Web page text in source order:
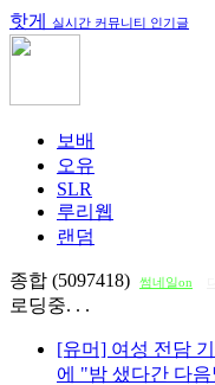
핫게 실시간 커뮤니티 인기글
보배
오유
SLR
루리웹
랜덤
종합 (5097418) 썸네일on
로딩중. . .
[유머] 여성 전담
에 "밤 샜다간 다